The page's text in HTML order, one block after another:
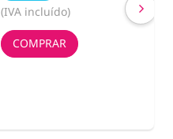
(IVA incluído)
COMPRAR